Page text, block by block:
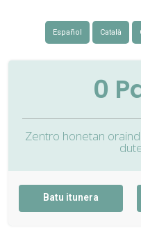
Español Català
0
Zentro honetan
Batu itunera